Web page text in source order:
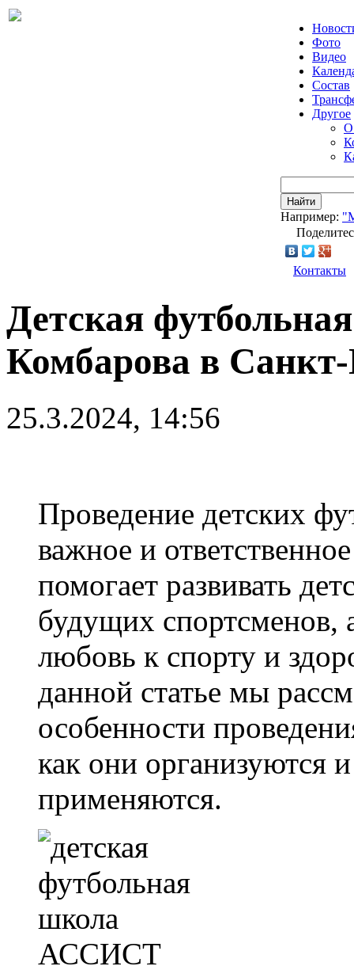
Фото
Видео
Состав
Другое
О
Найти
Например:
Контакты
Детская
Комбарова в Санкт-
25.3.2024, 14:56
Проведение детских
важное и
помогает развивать
будущих спортсменов,
любовь к спорту и
данной статье мы
особенности
как они организуются
применяются.